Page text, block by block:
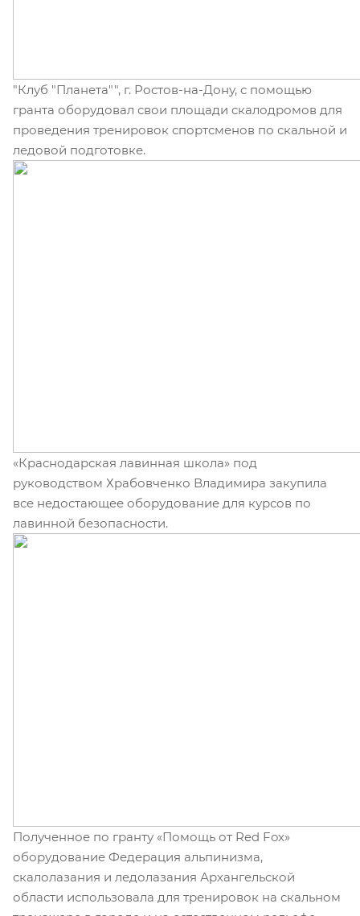
"Клуб "Планета"", г. Ростов-на-Дону, с помощью
гранта оборудовал свои площади скалодромов для
проведения тренировок спортсменов по скальной и
ледовой подготовке.
«Краснодарская лавинная школа» под
руководством Храбовченко Владимира закупила
все недостающее оборудование для курсов по
лавинной безопасности.
Полученное по гранту «Помощь от Red Fox»
оборудование Федерация альпинизма,
скалолазания и ледолазания Архангельской
области использовала для тренировок на скальном